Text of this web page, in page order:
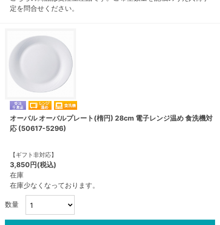
定を問合せください。
オーバル オーバルプレート(楕円) 28cm 電子レンジ温め 食洗機対
応 (50617-5296)
【ギフト非対応】
3,850円(税込)
在庫
在庫少なくなっております。
数量